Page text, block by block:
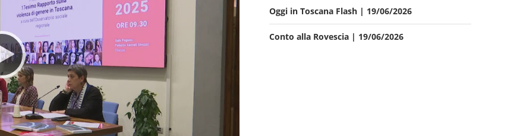
Oggi in Toscana Flash | 19/06/2026
Conto alla Rovescia | 19/06/2026